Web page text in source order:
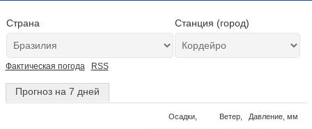
Страна Станция (город)
Фактическая погода RSS
Прогноз на 7 дней
Осадки,
Ветер,
Давление, мм